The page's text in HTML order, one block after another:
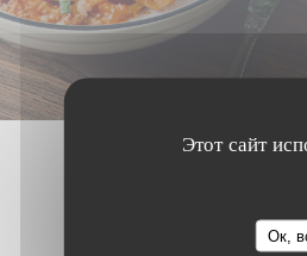
Этот сайт
Ок,